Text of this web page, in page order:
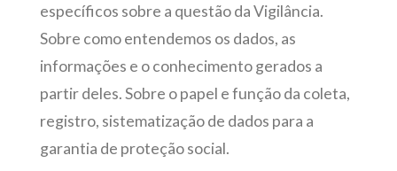
específicos sobre a questão da Vigilância.
Sobre como entendemos os dados, as
informações e o conhecimento gerados a
partir deles. Sobre o papel e função da coleta,
registro, sistematização de dados para a
garantia de proteção social.